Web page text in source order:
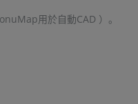
用於自動CAD ）。